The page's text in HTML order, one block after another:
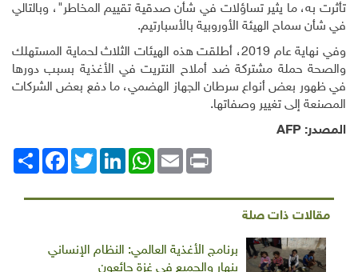
تأثرت به، ما يثير تساؤلات في شأن صدقية تقييم المخاطر"، وبالتالي
في شأن سماح الهيئة الأوروبية بالأسبارتيم.
وفي نهاية عام 2019، أطلقت هذه الهيئات الثلاث لحماية المستهلك
والصحة حملة مشتركة ضد أملاح النتريت في الأغذية بسبب دورها
في ظهور بعض أنواع سرطان الجهاز الهضمي، ما دفع بعض الشركات
المصنعة إلى تغيير وصفاتها.
المصدر: AFP
انشر
FacebookTwitterLinkedIn
WhatsAppEmail Print
مقالات ذات صلة
برنامج الأغذية العالمي: النظام الإنساني
ينهار والجميع في غزة جائعون